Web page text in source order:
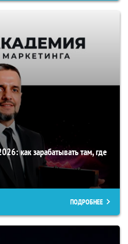
как зарабатывать там, где
ПОДРОБНЕЕ